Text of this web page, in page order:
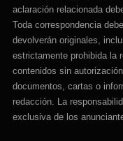
aclaración relacionada
Toda correspondencia
devolverán originales,
estrictamente prohibida la
contenidos sin
documentos, cartas o
redacción. La
exclusiva de los